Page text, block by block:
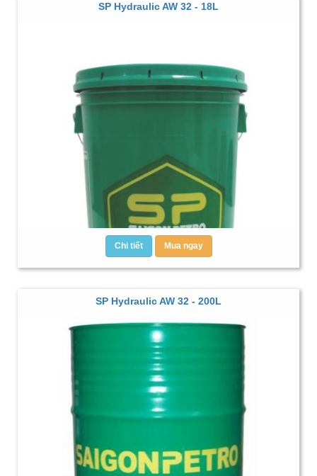
SP Hydraulic AW 32 - 18L
Chi tiết Mua ngay
SP Hydraulic AW 32 - 200L